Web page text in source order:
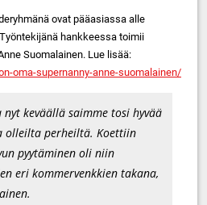
ovat pääasiassa alle
hankkeessa toimii
Suomalainen. Lue lisää:
oma-supernanny-anne-suomalainen/
keväällä saimme tosi hyvää
olleilta perheiltä. Koettiin
pyytäminen oli niin
eri kommervenkkien takana,